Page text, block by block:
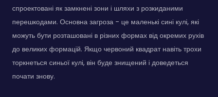
спроектовані як замкнені зони і шляхи з розкиданими
перешкодами. Основна загроза - це маленькі сині кулі, які
можуть бути розташовані в різних формах від окремих рухів
до великих формацій. Якщо червоний квадрат навіть трохи
торкнеться синьої кулі, він буде знищений і доведеться
почати знову.